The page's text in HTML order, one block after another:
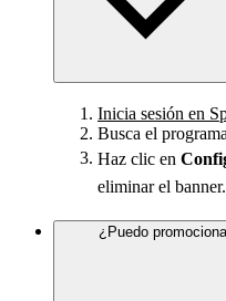
Inicia sesión en
Busca el
Haz clic en
eliminar el banner.
¿Puedo